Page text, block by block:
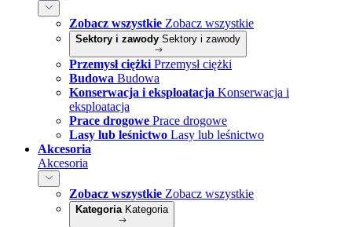
Zobacz wszystkie Zobacz wszystkie
Sektory i zawody Sektory i zawody
Przemysł ciężki Przemysł ciężki
Budowa Budowa
Konserwacja i eksploatacja Konserwacja i
eksploatacja
Prace drogowe Prace drogowe
Lasy lub leśnictwo Lasy lub leśnictwo
Akcesoria
Akcesoria
Zobacz wszystkie Zobacz wszystkie
Kategoria Kategoria